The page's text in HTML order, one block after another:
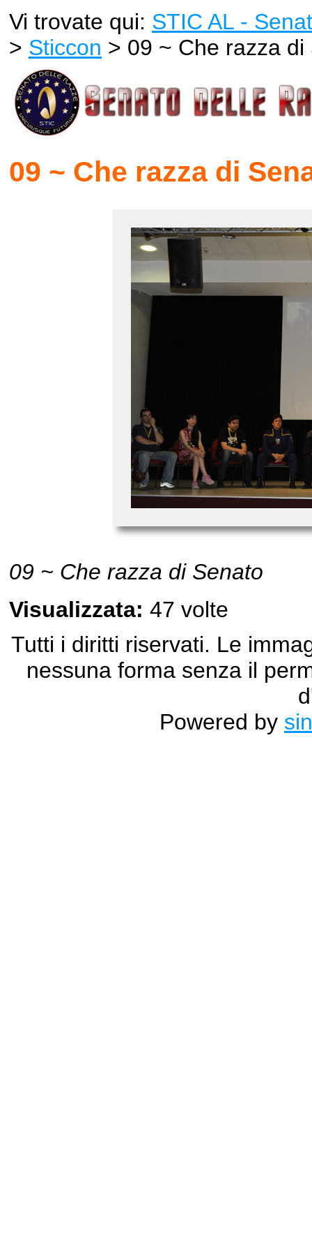
Vi trovate qui: STIC AL -
> Sticcon > 09 ~ Che razza di
09 ~ Che razza di
09 ~ Che razza di Senato
Visualizzata: 47 volte
Tutti i diritti riservati. Le
nessuna forma senza il
Powered by